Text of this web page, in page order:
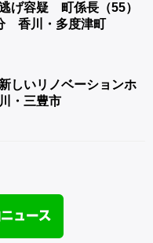
げ容疑 町係長（55）
香川・多度津町
しいリノベーションホ
・三豊市